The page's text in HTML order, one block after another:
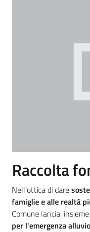
Servizi
line
Raccolta
Nell’ottica di dare
famiglie e alle realtà
Comune lancia,
per l'emergenza